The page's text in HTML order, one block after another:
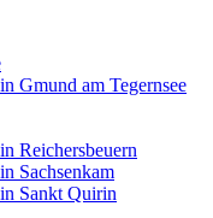
Gmund am Tegernsee
Reichersbeuern
Sachsenkam
Sankt Quirin